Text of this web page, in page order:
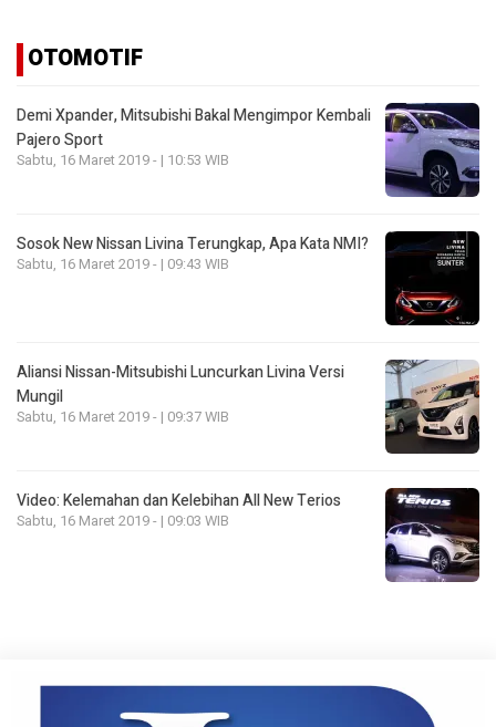
OTOMOTIF
Demi Xpander, Mitsubishi Bakal Mengimpor Kembali
Pajero Sport
Sabtu, 16 Maret 2019 - | 10:53 WIB
Sosok New Nissan Livina Terungkap, Apa Kata NMI?
Sabtu, 16 Maret 2019 - | 09:43 WIB
Aliansi Nissan-Mitsubishi Luncurkan Livina Versi
Mungil
Sabtu, 16 Maret 2019 - | 09:37 WIB
Video: Kelemahan dan Kelebihan All New Terios
Sabtu, 16 Maret 2019 - | 09:03 WIB